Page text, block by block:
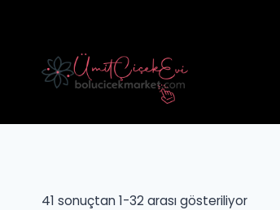
41 sonuçtan 1-32 arası gösteriliyor